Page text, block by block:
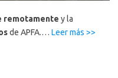
remotamente y la
de APFA.… Leer más >>